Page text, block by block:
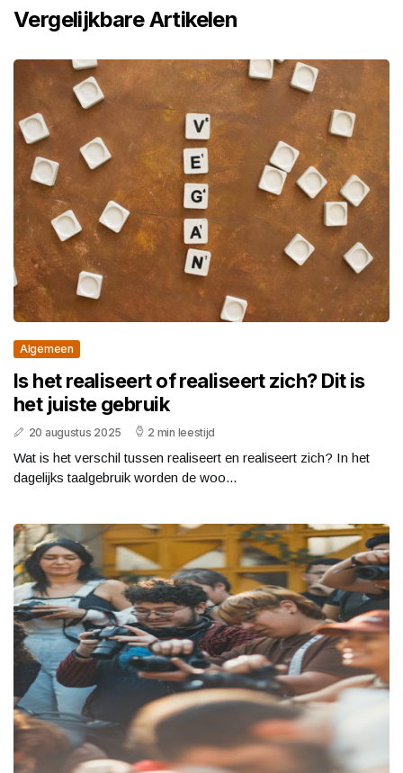
Vergelijkbare Artikelen
Algemeen
Is het realiseert of realiseert zich? Dit is
het juiste gebruik
20 augustus 2025 2 min leestijd
Wat is het verschil tussen realiseert en realiseert zich? In het
dagelijks taalgebruik worden de woo...